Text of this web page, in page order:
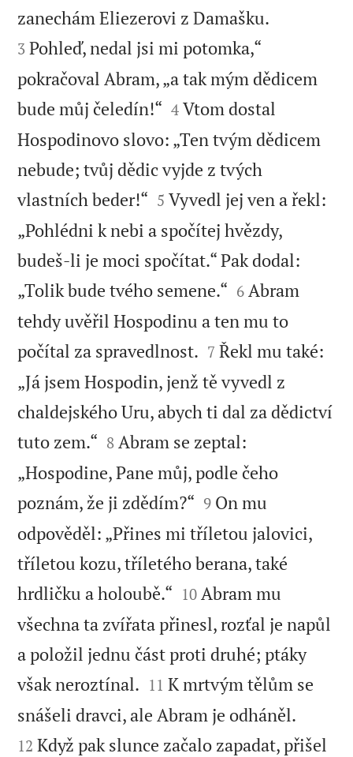
zanechám Eliezerovi z Damašku.
3 Pohleď, nedal jsi mi potomka,“
pokračoval Abram, „a tak mým dědicem
bude můj čeledín!“ 

4 Vtom dostal
Hospodinovo slovo: „Ten tvým dědicem
nebude; tvůj dědic vyjde z tvých
vlastních beder!“ 

5 Vyvedl jej ven a řekl:
„Pohlédni k nebi a spočítej hvězdy,
budeš-li je moci spočítat.“ Pak dodal:
„Tolik bude tvého semene.“ 

6 Abram
tehdy uvěřil Hospodinu a ten mu to
počítal za spravedlnost. 

7 Řekl mu také:
„Já jsem Hospodin, jenž tě vyvedl z
chaldejského Uru, abych ti dal za dědictví
tuto zem.“ 

8 Abram se zeptal:
„Hospodine, Pane můj, podle čeho
poznám, že ji zdědím?“ 

9 On mu
odpověděl: „Přines mi tříletou jalovici,
tříletou kozu, tříletého berana, také
hrdličku a holoubě.“ 

10 Abram mu
všechna ta zvířata přinesl, rozťal je napůl
a položil jednu část proti druhé; ptáky
však neroztínal. 

11 K mrtvým tělům se
snášeli dravci, ale Abram je odháněl.
12 Když pak slunce začalo zapadat, přišel